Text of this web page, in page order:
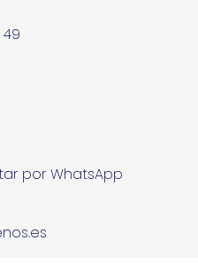
49
por WhatsApp